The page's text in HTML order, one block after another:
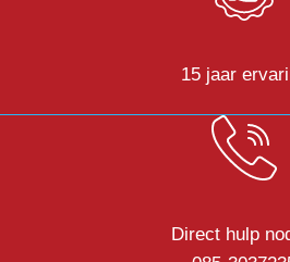
15 jaar
Direct hulp